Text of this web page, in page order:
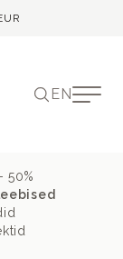
EN
50%